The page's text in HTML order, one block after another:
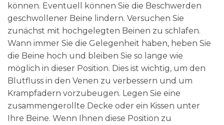
können. Eventuell können Sie die Beschwerden
geschwollener Beine lindern. Versuchen Sie
zunächst mit hochgelegten Beinen zu schlafen.
Wann immer Sie die Gelegenheit haben, heben Sie
die Beine hoch und bleiben Sie so lange wie
möglich in dieser Position. Dies ist wichtig, um den
Blutfluss in den Venen zu verbessern und um
Krampfadern vorzubeugen. Legen Sie eine
zusammengerollte Decke oder ein Kissen unter
Ihre Beine. Wenn Ihnen diese Position zu